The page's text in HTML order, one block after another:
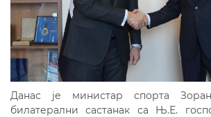
Данас је министар спорта
билатерални састанак са Њ.Е.